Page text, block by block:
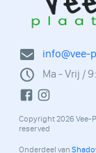
info@vee-
Ma - Vrij /
Copyright 2026 Vee-
reserved
Onderdeel van